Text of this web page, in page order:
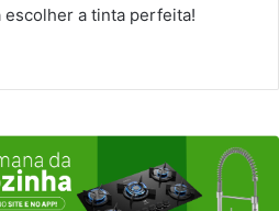
a tinta perfeita!